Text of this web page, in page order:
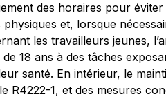
des horaires pour éviter
et, lorsque
les travailleurs jeunes,
18 ans à des tâches
santé. En intérieur, le
R4222-1, et des mesures